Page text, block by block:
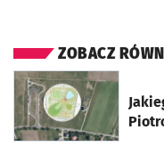
ZOBACZ
otworzy się w nowej